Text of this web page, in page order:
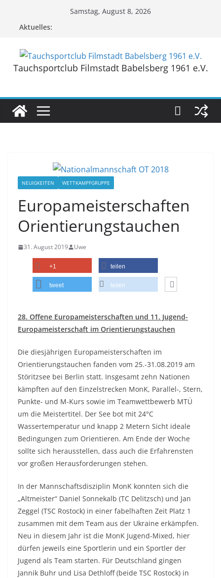
Samstag, August 8, 2026
Aktuelles:
Tauchsportclub Filmstadt Babelsberg 1961 e.V.
NEUIGKEITEN WETTKAMPFGRUPPE
Europameisterschaften
Orientierungstauchen
31. August 2019 Uwe
+1 teilen
tweet teilen
28. Offene Europameisterschaften und 11. Jugend-
Europameisterschaft im Orientierungstauchen
Die diesjährigen Europameisterschaften im
Orientierungstauchen fanden vom 25.-31.08.2019 am
Störitzsee bei Berlin statt. Insgesamt zehn Nationen
kämpften auf den Einzelstrecken MonK, Parallel-, Stern,
Punkte- und M-Kurs sowie im Teamwettbewerb MTÜ
um die Meistertitel. Der See bot mit 24°C
Wassertemperatur und knapp 2 Metern Sicht ideale
Bedingungen zum Orientieren. Am Ende der Woche
sollte sich herausstellen, dass auch die Erfahrensten
vor großen Herausforderungen stehen.
In der Mannschaftsdisziplin MonK konnten sich die
„Altmeister“ Daniel Sonnekalb (TC Delitzsch) und Jan
Zeggel (TSC Rostock) in einer fabelhaften Zeit Platz 1
zusammen mit dem Team aus der Ukraine erkämpfen.
Neu in diesem Jahr ist die MonK Jugend-Mixed, hier
dürfen jeweils eine Sportlerin und ein Sportler der
Jugend als Team starten. Für Deutschland gingen
Jannik Buhr und Lisa Dethloff (beide TSC Rostock) in